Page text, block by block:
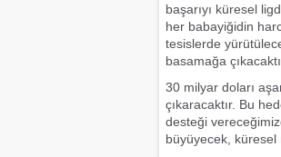
başarıyı küresel
her babayiğidin
tesislerde
basamağa
30 milyar doları
çıkaracaktır. Bu
desteği
büyüyecek, küresel